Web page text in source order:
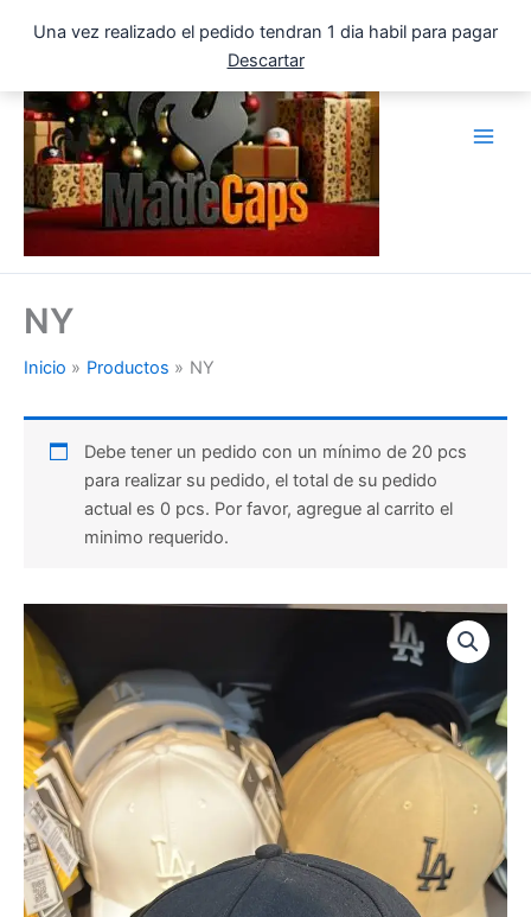
Una vez realizado el pedido tendran 1 dia habil para pagar
Descartar
NY
Inicio Productos NY
Debe tener un pedido con un mínimo de 20 pcs
para realizar su pedido, el total de su pedido
actual es 0 pcs. Por favor, agregue al carrito el
minimo requerido.